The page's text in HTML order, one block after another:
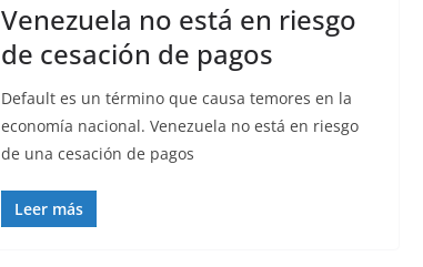
Venezuela no está en riesgo
de cesación de pagos
Default es un término que causa temores en la
economía nacional. Venezuela no está en riesgo
de una cesación de pagos
Leer más